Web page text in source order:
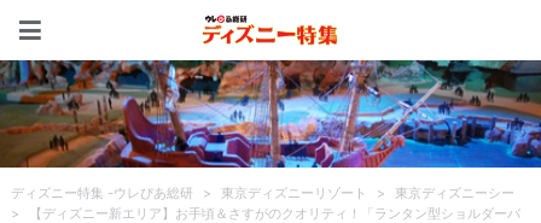
ディズニー特集 -ウレぴあ総研 > 東京ディズニーリゾート >
東京ディズニーシー
>
【ディズニー新エリア】お手頃＆さすがのクオリティ！「ランタン型ショルダーバ